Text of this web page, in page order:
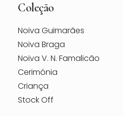
Coleção
Noiva Guimarães
Noiva Braga
Noiva V. N. Famalicão
Cerimónia
Criança
Stock Off